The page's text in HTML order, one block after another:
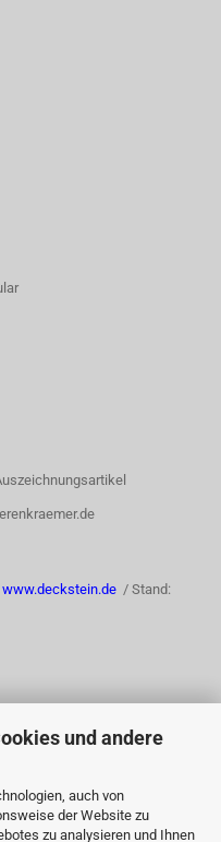
und andere
auch von
der Website zu
zu analysieren und Ihnen
www.deckstein.de / Stand: